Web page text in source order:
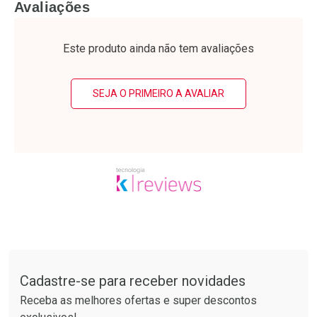
Laboratório
Por R$ 24,29/cada
Por Menos Laboratório
Por R$ 50,25/cada
Por Menos
Avaliações
Este produto ainda não tem avaliações
SEJA O PRIMEIRO A AVALIAR
Cadastre-se para receber novidades
Receba as melhores ofertas e super descontos